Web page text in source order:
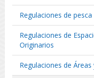
Regulaciones de
Regulaciones de
Originarios
Regulaciones de